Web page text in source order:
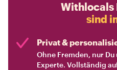
Withlocals
sind
Privat &
Ohne Fremden, nur
Experte. Vollständig